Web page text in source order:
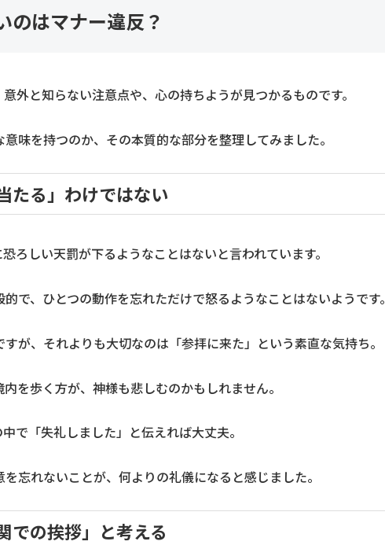
のはマナー違反？
外と知らない注意点や、心の持ちようが見つかるものです。
味を持つのか、その本質的な部分を整理してみました。
たる」わけではない
ろしい天罰が下るようなことはないと言われています。
で、ひとつの動作を忘れただけで怒るようなことはないようです。
が、それよりも大切なのは「参拝に来た」という素直な気持ち。
を歩く方が、神様も悲しむのかもしれません。
で「失礼しました」と伝えれば大丈夫。
忘れないことが、何よりの礼儀になると感じました。
での挨拶」と考える